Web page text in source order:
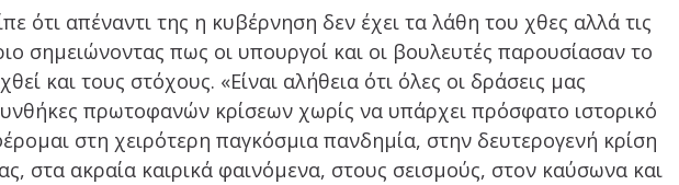
ότι απέναντι της η κυβέρνηση δεν έχει τα λάθη του χθες αλλά τις
σημειώνοντας πως οι υπουργοί και οι βουλευτές παρουσίασαν το
και τους στόχους. «Είναι αλήθεια ότι όλες οι δράσεις μας
πρωτοφανών κρίσεων χωρίς να υπάρχει πρόσφατο ιστορικό
στη χειρότερη παγκόσμια πανδημία, στην δευτερογενή κρίση
στα ακραία καιρικά φαινόμενα, στους σεισμούς, στον καύσωνα και